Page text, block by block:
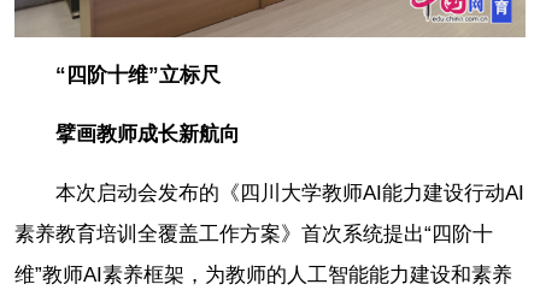
“四阶十维”立标尺
擘画教师成长新航向
本次启动会发布的《四川大学教师AI能力建设行动AI
素养教育培训全覆盖工作方案》首次系统提出“四阶十
维”教师AI素养框架，为教师的人工智能能力建设和素养